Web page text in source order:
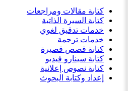
كتابة مقالات ومراجعات
كتابة السيرة الذاتية
خدمات تدقيق لغوي
خدمات ترجمة
كتابة قصص قصيرة
كتابة سينارو فيديو
كتابة نصوص إعلانية
إعداد وكتابة البحوث